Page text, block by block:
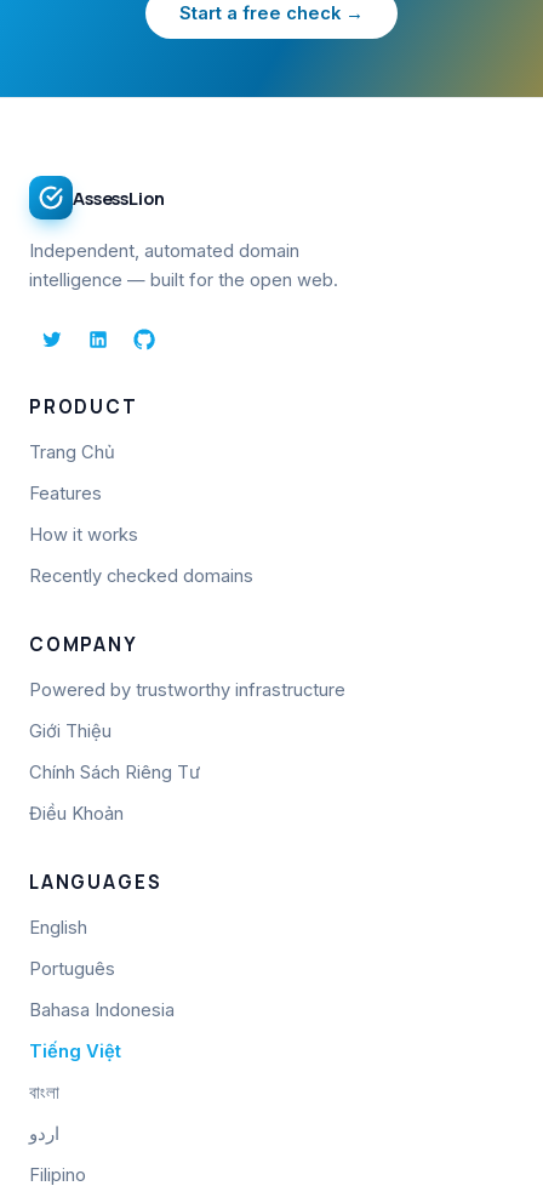
Start a free check →
AssessLion
Independent, automated domain
intelligence — built for the open web.
PRODUCT
Trang Chủ
Features
How it works
Recently checked domains
COMPANY
Powered by trustworthy infrastructure
Giới Thiệu
Chính Sách Riêng Tư
Điều Khoản
LANGUAGES
English
Português
Bahasa Indonesia
Tiếng Việt
বাংলা
اردو
Filipino